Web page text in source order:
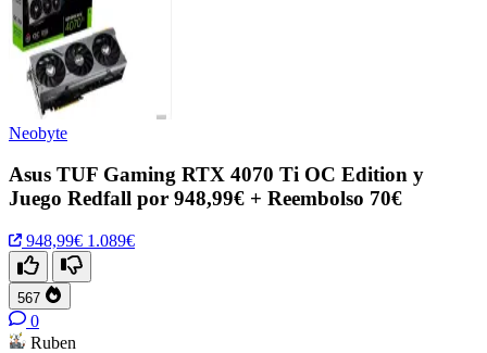
Neobyte
Asus TUF Gaming RTX 4070 Ti OC Edition y
Juego Redfall por 948,99€ + Reembolso 70€
948,99€ 1.089€
567
0
Ruben